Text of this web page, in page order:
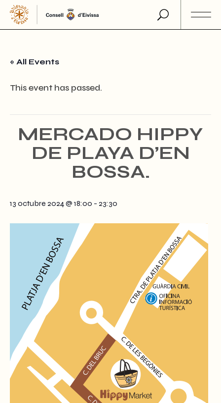
Skip
the
content
« All Events
This event has passed.
MERCADO HIPPY
DE PLAYA D’EN
BOSSA.
13 octubre 2024 @ 18:00 - 23:30